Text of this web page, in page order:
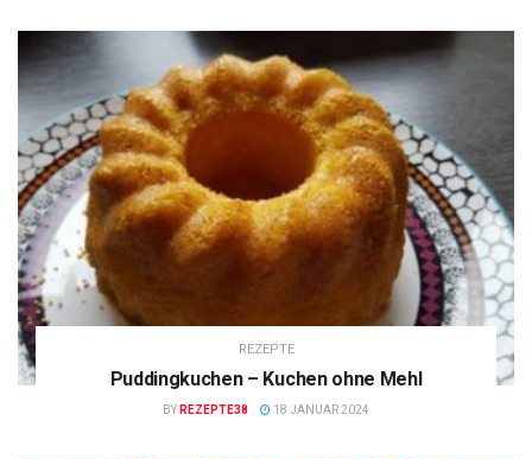
REZEPTE
Puddingkuchen – Kuchen ohne Mehl
BY REZEPTE38 18 JANUAR 2024